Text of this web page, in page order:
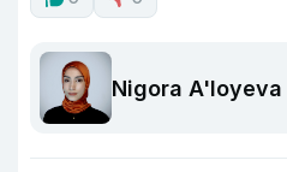
Nigora A'loyeva